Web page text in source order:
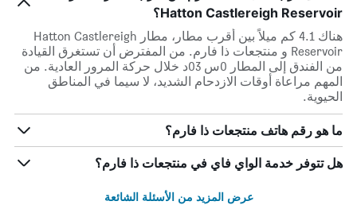
Hatton Castlereigh Reservoir؟
هناك 4.1 كم ميلاً بين أقرب مطار، مطار Hatton Castlereigh
Reservoir و منتجعات ذا فارم. من المفترض أن تستغرق القيادة
من الفندق إلى المطار 0س 03د خلال حركة المرور العادية. من
المهم مراعاة أوقات الازدحام الشديد، لا سيما في المناطق
الحيوية.
ما هو رقم هاتف منتجعات ذا فارم؟
هل تتوفر خدمة الواي فاي في منتجعات ذا فارم؟
عرض المزيد من الأسئلة الشائعة